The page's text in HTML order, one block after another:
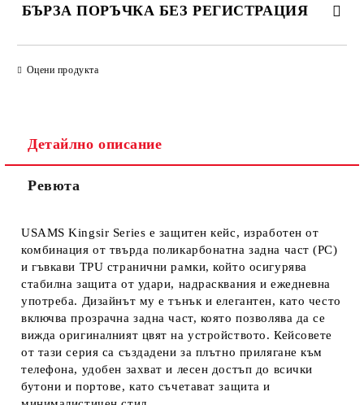
БЪРЗА ПОРЪЧКА БЕЗ РЕГИСТРАЦИЯ
Оцени продукта
Детайлно описание
Ревюта
USAMS Kingsir Series е защитен кейс, изработен от
комбинация от твърда поликарбонатна задна част (PC)
и гъвкави TPU странични рамки, който осигурява
стабилна защита от удари, надрасквания и ежедневна
употреба. Дизайнът му е тънък и елегантен, като често
включва прозрачна задна част, която позволява да се
вижда оригиналният цвят на устройството. Кейсовете
от тази серия са създадени за плътно прилягане към
телефона, удобен захват и лесен достъп до всички
бутони и портове, като съчетават защита и